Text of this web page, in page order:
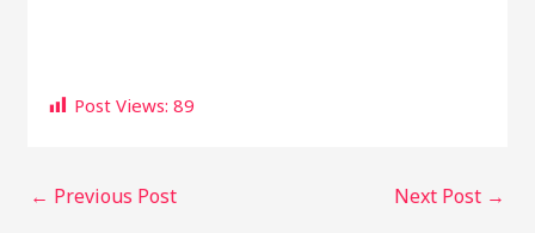
Post Views: 89
← Previous Post Next Post →